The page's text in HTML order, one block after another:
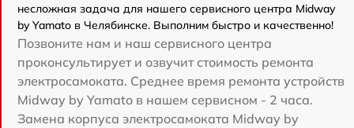
несложная задача для нашего сервисного центра Midway
by Yamato в Челябинске. Выполним быстро и качественно!
Позвоните нам и наш сервисного центра
проконсультирует и озвучит стоимость ремонта
электросамоката. Среднее время ремонта устройств
Midway by Yamato в нашем сервисном - 2 часа.
Замена корпуса электросамоката Midway by